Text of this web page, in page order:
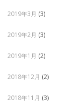
2019年3月 (3)
2019年2月 (3)
2019年1月 (2)
2018年12月 (2)
2018年11月 (3)